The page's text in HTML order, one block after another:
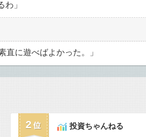
」
直に遊べばよかった。」
2 投資ちゃんねる